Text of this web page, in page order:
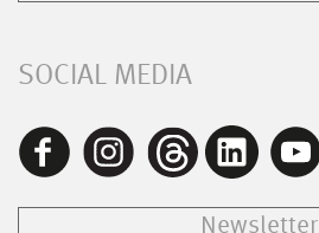
SOCIAL MEDIA
Newsletter